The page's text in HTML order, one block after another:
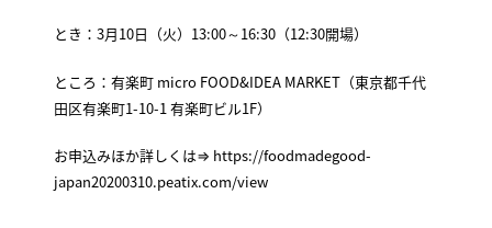
とき：3月10日（火）13:00～16:30（12:30開場）
ところ：有楽町 micro FOOD&IDEA MARKET（東京都千代
田区有楽町1-10-1 有楽町ビル1F）
お申込みほか詳しくは⇒ https://foodmadegood-
japan20200310.peatix.com/view